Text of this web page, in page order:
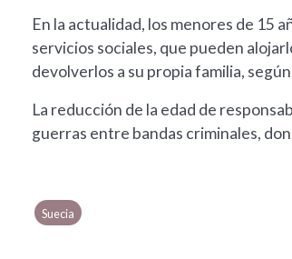
En la actualidad, los menores de 15
servicios sociales, que pueden
devolverlos a su propia familia,
La reducción de la edad de
guerras entre bandas criminales,
Suecia